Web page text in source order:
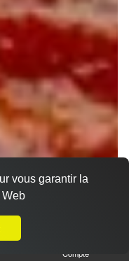
Compte
vous garantir la
Web